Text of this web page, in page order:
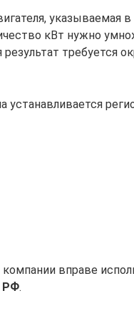
указываемая
кВт нужно
требуется
устанавливается
вправе
РФ.